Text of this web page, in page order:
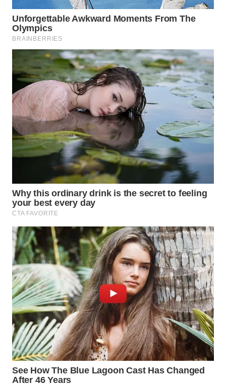
LAWAS
WN
SUMEDANG
WN
CIANJUR
WN
KEPULAUAN
SERIBU
TANGERANG
WN
BINJAI
WN
CIREBON
WN
INDRAMAYU
WN
KUNINGAN
WN
MAJALENGKA